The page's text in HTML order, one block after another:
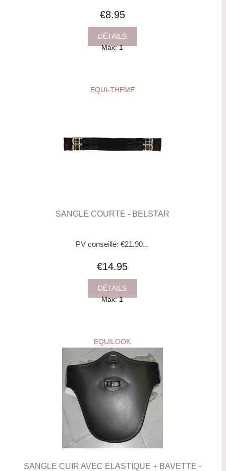
€8.95
DÉTAILS
Max: 1
EQUI-THEME
SANGLE COURTE - BELSTAR
PV conseillé: €21.90...
€14.95
DÉTAILS
Max: 1
EQUILOOK
SANGLE CUIR AVEC ELASTIQUE + BAVETTE -